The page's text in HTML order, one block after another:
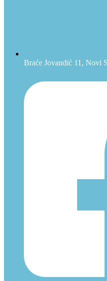
Braće Jovandić 11, Novi